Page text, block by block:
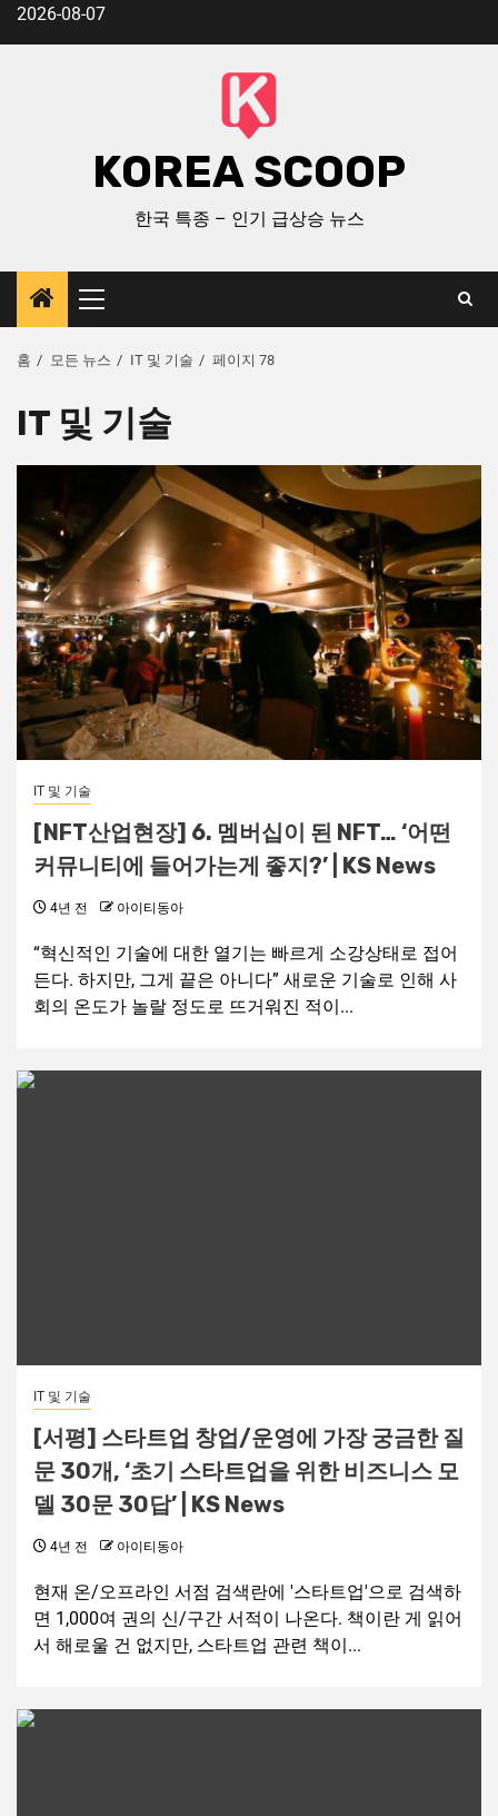
2026-08-07
KOREA SCOOP
한국 특종 – 인기 급상승 뉴스
홈 모든 뉴스 IT 및 기술 페이지 78
IT 및 기술
IT 및 기술
[NFT산업현장] 6. 멤버십이 된 NFT… ‘어떤
커뮤니티에 들어가는게 좋지?’ | KS News
4년 전 아이티동아
“혁신적인 기술에 대한 열기는 빠르게 소강상태로 접어
든다. 하지만, 그게 끝은 아니다” 새로운 기술로 인해 사
회의 온도가 놀랄 정도로 뜨거워진 적이...
IT 및 기술
[서평] 스타트업 창업/운영에 가장 궁금한 질
문 30개, ‘초기 스타트업을 위한 비즈니스 모
델 30문 30답’ | KS News
4년 전 아이티동아
현재 온/오프라인 서점 검색란에 '스타트업'으로 검색하
면 1,000여 권의 신/구간 서적이 나온다. 책이란 게 읽어
서 해로울 건 없지만, 스타트업 관련 책이...